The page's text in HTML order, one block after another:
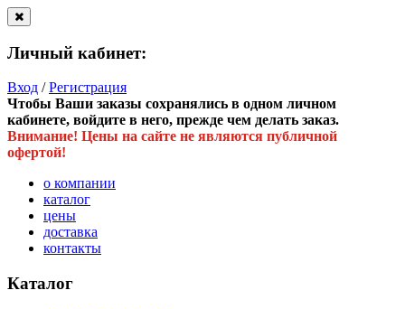
Личный кабинет:
Вход /Регистрация
Чтобы Ваши заказы сохранялись в одном личном
кабинете, войдите в него, прежде чем делать заказ.
Внимание! Цены на сайте не являются публичной
офертой!
о компании
каталог
цены
доставка
контакты
Каталог